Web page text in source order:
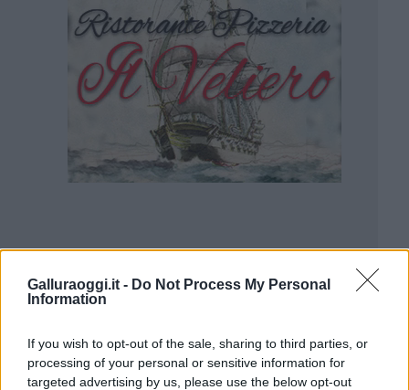
Galluraoggi.it - Do Not Process My Personal
Information
If you wish to opt-out of the sale, sharing to third parties, or
processing of your personal or sensitive information for
targeted advertising by us, please use the below opt-out